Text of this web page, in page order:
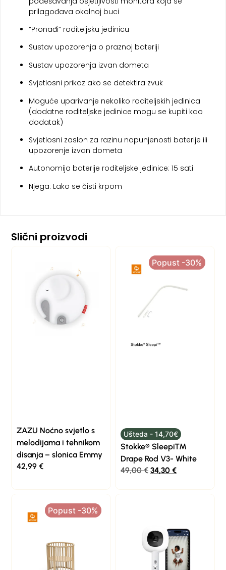
prilagođava okolnoj buci
“Pronađi” roditeljsku jedinicu
Sustav upozorenja o praznoj bateriji
Sustav upozorenja izvan dometa
Svjetlosni prikaz ako se detektira zvuk
Moguće uparivanje nekoliko roditeljskih jedinica
(dodatne roditeljske jedinice mogu se kupiti kao
dodatak)
Svjetlosni zaslon za razinu napunjenosti baterije ili
upozorenje izvan dometa
Autonomija baterije roditeljske jedinice: 15 sati
Njega: Lako se čisti krpom
Slični proizvodi
ZAZU Noćno svjetlo s
melodijama i tehnikom
disanja – slonica Emmy
42,99€
Popust -30%
Popust -30%
Ušteda - 14,70€
Stokke® Sleepi™
Drape Rod V3- White
49,00€ 34,30 €
Popust -30%
Popust -30%